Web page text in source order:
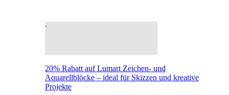
20% Rabatt auf Lumart Zeichen- und
Aquarellblöcke – ideal für Skizzen und kreative
Projekte